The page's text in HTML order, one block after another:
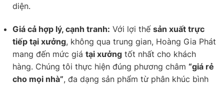
diện.
Giá cả hợp lý, cạnh tranh: Với lợi thế sản xuất trực
tiếp tại xưởng, không qua trung gian, Hoàng Gia Phát
mang đến mức giá tại xưởng tốt nhất cho khách
hàng. Chúng tôi thực hiện đúng phương châm “giá rẻ
cho mọi nhà”, đa dạng sản phẩm từ phân khúc bình